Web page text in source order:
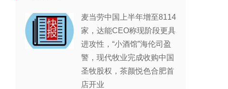
麦当劳中国上半年增至8114
家，达能CEO称现阶段更具
进攻性，“小酒馆”海伦司盈
警，现代牧业完成收购中国
圣牧股权，茶颜悦色合肥首
店开业